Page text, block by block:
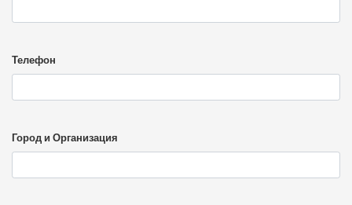
Телефон
Город и Организация